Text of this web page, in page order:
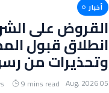
أخبار
القروض على
انطلاق قبول
وتحذيرات من
05 Aug, 2026
9 mins read